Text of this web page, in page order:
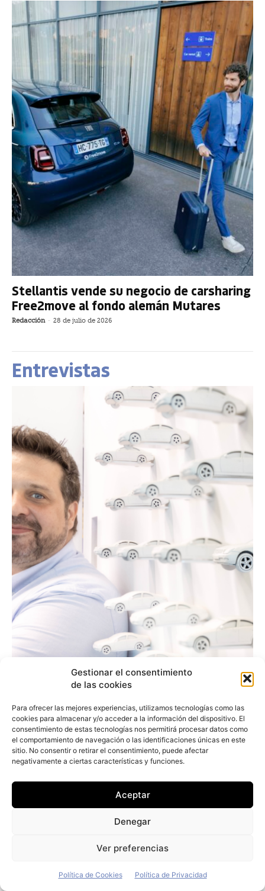
Gestionar el consentimiento
de las cookies
Para ofrecer las mejores experiencias, utilizamos tecnologías como las
cookies para almacenar y/o acceder a la información del dispositivo. El
consentimiento de estas tecnologías nos permitirá procesar datos como
el comportamiento de navegación o las identificaciones únicas en este
sitio. No consentir o retirar el consentimiento, puede afectar
negativamente a ciertas características y funciones.
Aceptar
Denegar
Ver preferencias
Política de Cookies Política de Privacidad
Stellantis vende su negocio de carsharing
Free2move al fondo alemán Mutares
Redacción - 28 de julio de 2026
Entrevistas
Arturo Jiménez (Vecttor): «Nuestro
objetivo es comprar únicamente vehículos
eléctricos»
Redacción - 19 de julio de 2026